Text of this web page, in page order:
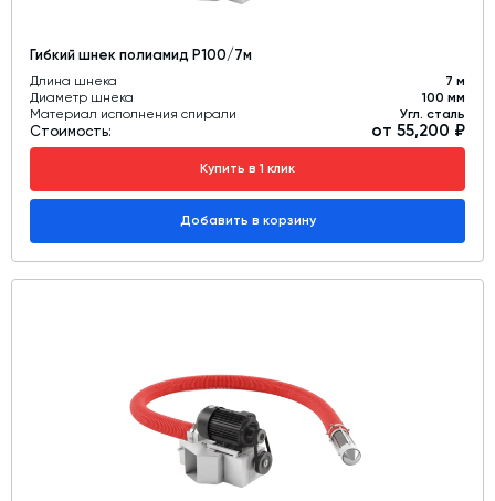
Гибкий шнек полиамид Р100/7м
Длина шнека
7 м
Диаметр шнека
100 мм
Материал исполнения спирали
Угл. сталь
Стоимость: от 55,200 ₽
Купить в 1 клик
Добавить в корзину